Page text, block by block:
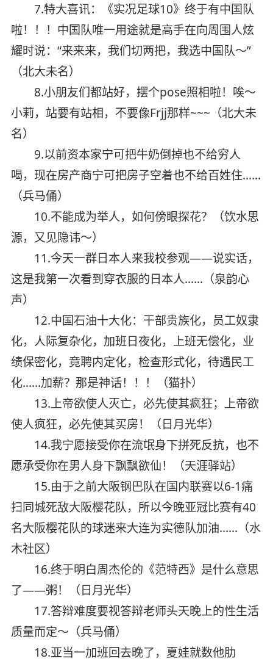
7.特大喜讯：《实况足球10》终于有中国队
啦！！！中国队唯一用途就是高手在向周围人炫
耀时说：“来来来，我们切两把，我选中国队～”
（北大未名）
8.小朋友们都站好，摆个pose照相啦！唉～
小莉，站要有站相，不要像Frjj那样~~~（北大未
名）
9.以前资本家宁可把牛奶倒掉也不给穷人
喝，现在房产商宁可把房子空着也不给百姓住……
（兵马俑）
10.不能成为举人，如何傍眼探花？（饮水思
源，又见隐讳～）
11.今天一群日本人来我校参观——说实话，
这是我第一次看到穿衣服的日本人……（泉韵心
声）
12.中国石油十大化：干部贵族化，员工奴隶
化，人际复杂化，加班日夜化，上班无偿化，业
绩保密化，竟聘内定化，检查形式化，待遇民工
化……加薪？那是神话！！！（猫扑）
13.上帝欲使人灭亡，必先使其疯狂；上帝欲
使人疯狂，必先使其买房！（日月光华）
14.我宁愿接受你在流氓身下拼死反抗，也不
愿承受你在男人身下飘飘欲仙！（天涯驿站）
15.由于之前大阪钢巴队在国内联赛以6-1痛
扫同城死敌大阪樱花队，所以今晚亚冠比赛有40
名大阪樱花队的球迷来大连为实德队加油……（水
木社区）
16.终于明白周杰伦的《范特西》是什么意思
了——粥！（日月光华）
17.答辩难度要视答辩老师头天晚上的性生活
质量而定～（兵马俑）
18.亚当一加班回去晚了，夏娃就数他肋